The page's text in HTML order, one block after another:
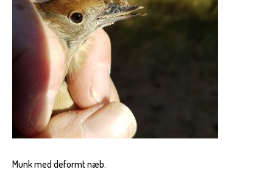
Munk med deformt næb.